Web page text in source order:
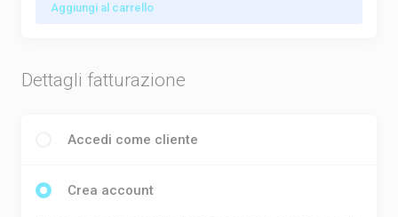
Aggiungi al carrello
Dettagli fatturazione
Accedi come cliente
Crea account